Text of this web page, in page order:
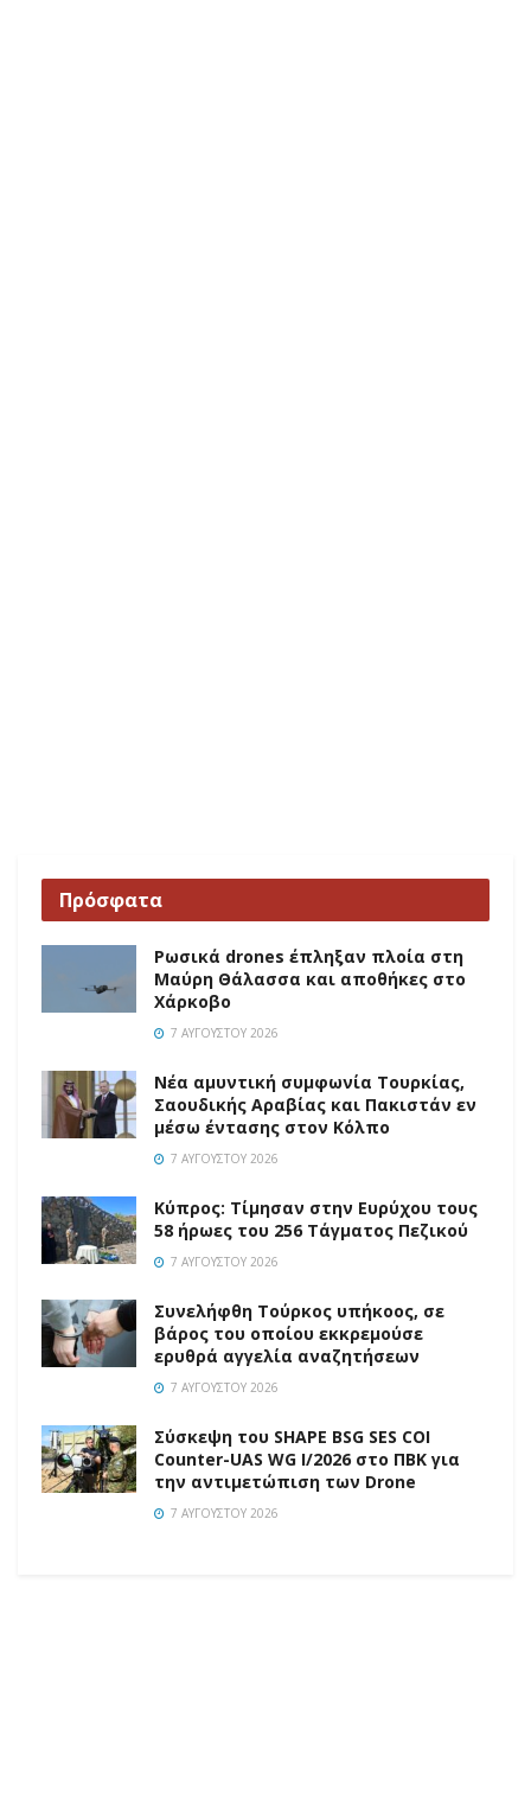
Πρόσφατα
Ρωσικά drones έπληξαν πλοία στη
Μαύρη Θάλασσα και αποθήκες στο
Χάρκοβο
7 ΑΥΓΟΎΣΤΟΥ 2026
Νέα αμυντική συμφωνία Τουρκίας,
Σαουδικής Αραβίας και Πακιστάν εν
μέσω έντασης στον Κόλπο
7 ΑΥΓΟΎΣΤΟΥ 2026
Κύπρος: Τίμησαν στην Ευρύχου τους
58 ήρωες του 256 Τάγματος Πεζικού
7 ΑΥΓΟΎΣΤΟΥ 2026
Συνελήφθη Τούρκος υπήκοος, σε
βάρος του οποίου εκκρεμούσε
ερυθρά αγγελία αναζητήσεων
7 ΑΥΓΟΎΣΤΟΥ 2026
Σύσκεψη του SHAPE BSG SES COI
Counter-UAS WG I/2026 στο ΠΒΚ για
την αντιμετώπιση των Drone
7 ΑΥΓΟΎΣΤΟΥ 2026